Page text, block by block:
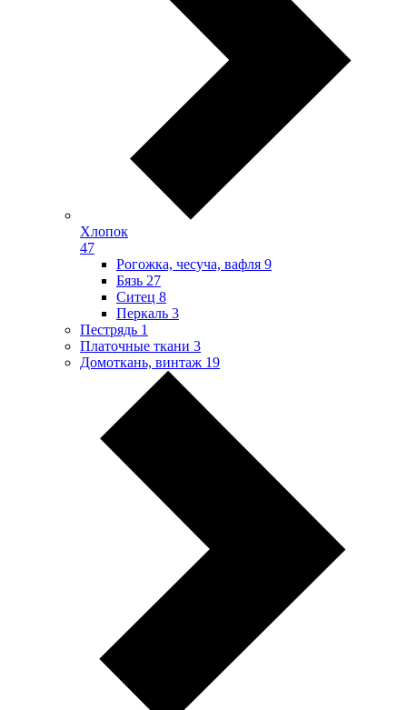
Хлопок
47
Рогожка, чесуча, вафля 9
Бязь 27
Ситец 8
Перкаль 3
Пестрядь 1
Платочные ткани 3
Домоткань, винтаж 19